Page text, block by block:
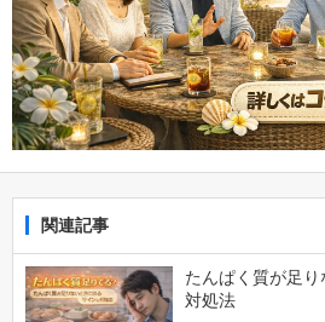
関連記事
たんぱく質が足
対処法